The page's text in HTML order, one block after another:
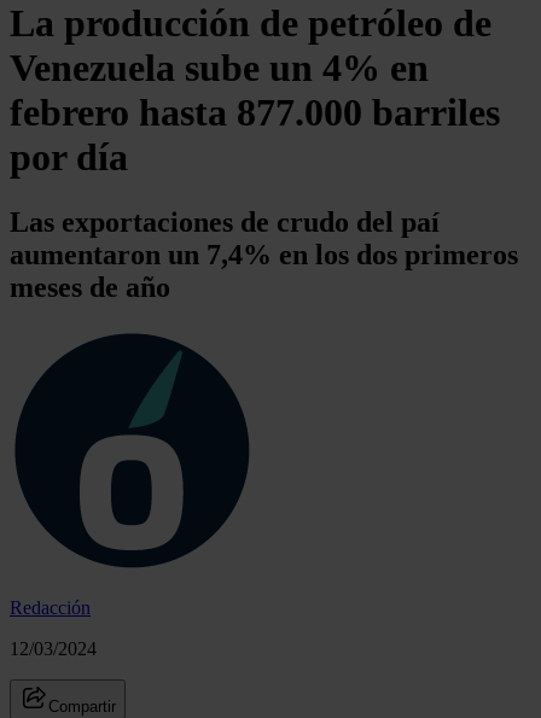
La producción de petróleo de
Venezuela sube un 4% en
febrero hasta 877.000 barriles
por día
Las exportaciones de crudo del paí
aumentaron un 7,4% en los dos primeros
meses de año
Redacción
12/03/2024
Compartir